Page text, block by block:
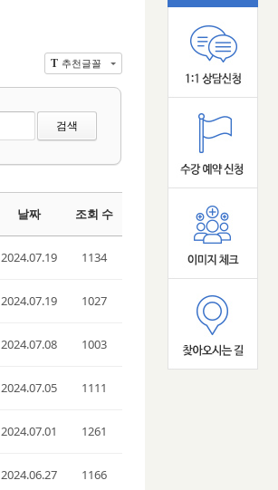
T 추천글꼴
검색
날짜 조회 수
2024.07.19 1134
2024.07.19 1027
2024.07.08 1003
2024.07.05 1111
2024.07.01 1261
2024.06.27 1166